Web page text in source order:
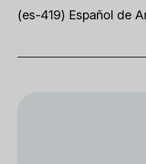
(es-419) Español de